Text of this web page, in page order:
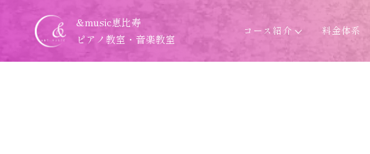
&music恵比寿
ピアノ教室・音楽教室
コース紹介 料金体系